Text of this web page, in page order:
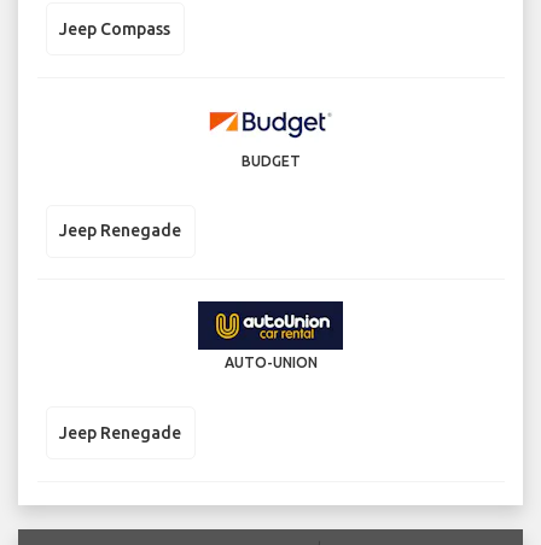
Jeep Compass
BUDGET
Jeep Renegade
AUTO-UNION
Jeep Renegade